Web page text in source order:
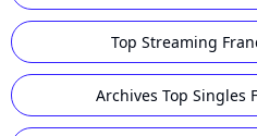
Top Streaming
Archives Top Singles